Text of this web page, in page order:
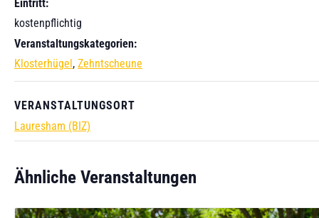
Eintritt:
kostenpflichtig
Veranstaltungskategorien:
Klosterhügel, Zehntscheune
VERANSTALTUNGSORT
Lauresham (BIZ)
Ähnliche Veranstaltungen